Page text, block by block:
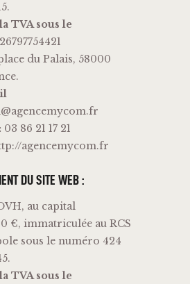
TVA sous le
du Palais, 58000
03 86 21 17 21
agencemycom.fr
DU SITE WEB :
au capital
€, immatriculée au RCS
sous le numéro 424
TVA sous le